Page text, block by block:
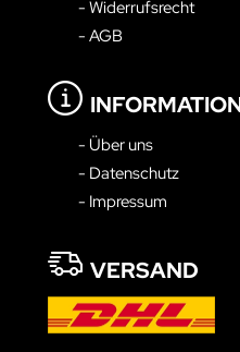
- Widerrufsrecht
- AGB
- Über uns
- Datenschutz
- Impressum
VERSAND